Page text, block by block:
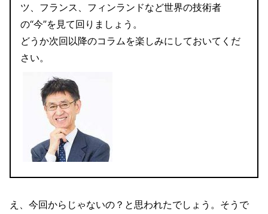
ツ、フランス、フィンランドなど世界の技術者
の“今”を見て回りましょう。
どうか次回以降のコラムを楽しみにしておいてくだ
さい。
え、今回からじゃないの？と思われたでしょう。そうで